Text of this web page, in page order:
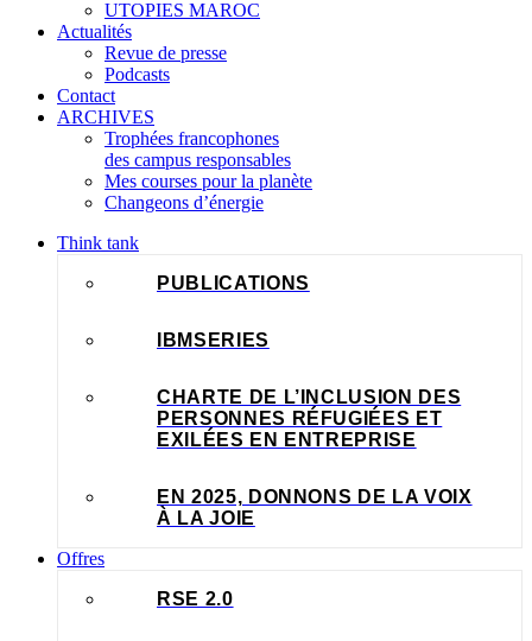
UTOPIES MAROC
Actualités
Revue de presse
Podcasts
Contact
ARCHIVES
Trophées francophones
des campus responsables
Mes courses pour la planète
Changeons d’énergie
Think tank
PUBLICATIONS
IBMSERIES
CHARTE DE L’INCLUSION DES
PERSONNES RÉFUGIÉES ET
EXILÉES EN ENTREPRISE
EN 2025, DONNONS DE LA VOIX
À LA JOIE
Offres
RSE 2.0